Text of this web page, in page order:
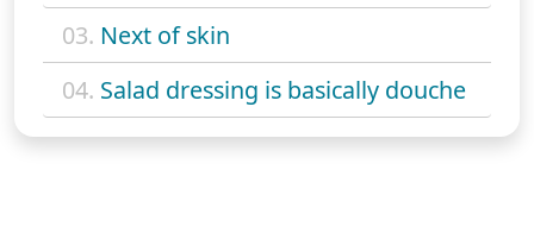
03. Next of skin
04. Salad dressing is basically douche